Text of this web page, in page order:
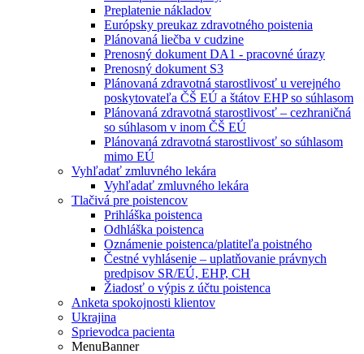
Preplatenie nákladov
Európsky preukaz zdravotného poistenia
Plánovaná liečba v cudzine
Prenosný dokument DA1 - pracovné úrazy
Prenosný dokument S3
Plánovaná zdravotná starostlivosť u verejného
poskytovateľa ČŠ EÚ a štátov EHP so súhlasom
Plánovaná zdravotná starostlivosť – cezhraničná
so súhlasom v inom ČŠ EÚ
Plánovaná zdravotná starostlivosť so súhlasom
mimo EÚ
Vyhľadať zmluvného lekára
Vyhľadať zmluvného lekára
Tlačivá pre poistencov
Prihláška poistenca
Odhláška poistenca
Oznámenie poistenca/platiteľa poistného
Čestné vyhlásenie – uplatňovanie právnych
predpisov SR/EÚ, EHP, CH
Žiadosť o výpis z účtu poistenca
Anketa spokojnosti klientov
Ukrajina
Sprievodca pacienta
MenuBanner